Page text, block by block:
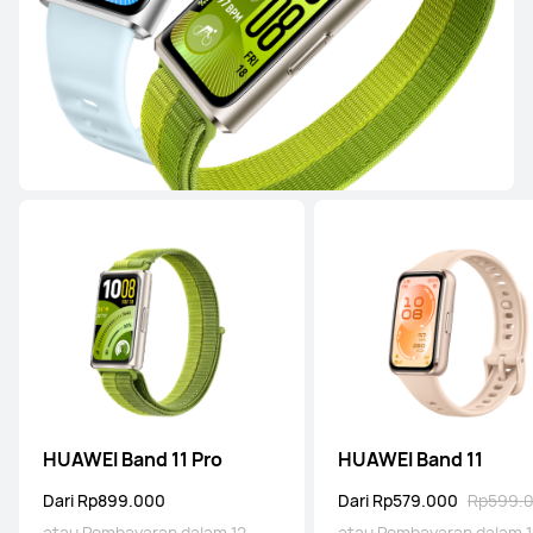
HUAWEI Band 11 Pro
Dari Rp899.000
HUAWEI Band 11
Dari Rp579.000
atau Pembayaran dalam 12 cicilan
Pelajari Lebih Lanjut Beli
Seri WATCH FIT